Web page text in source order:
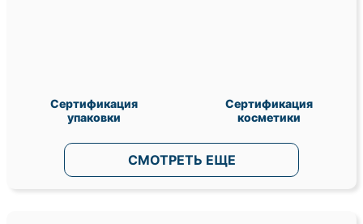
Сертификация
упаковки
Сертификация
косметики
СМОТРЕТЬ ЕЩЕ